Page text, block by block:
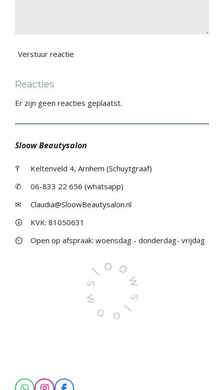
Verstuur reactie
Reacties
Er zijn geen reacties geplaatst.
Sloow Beautysalon
߉
Keltenveld 4, Arnhem (Schuytgraaf)
✆
06-833 22 656 (whatsapp)
✉
Claudia@SloowBeautysalon.nl
🛈
KVK: 81050631
⏲
Open op afspraak: woensdag - donderdag- vrijdag